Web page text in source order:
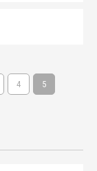
4 5